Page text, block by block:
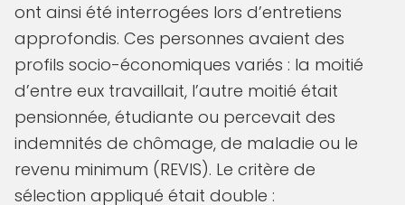
ont ainsi été interrogées lors d’entretiens
approfondis. Ces personnes avaient des
profils socio-économiques variés : la moitié
d’entre eux travaillait, l’autre moitié était
pensionnée, étudiante ou percevait des
indemnités de chômage, de maladie ou le
revenu minimum (REVIS). Le critère de
sélection appliqué était double :